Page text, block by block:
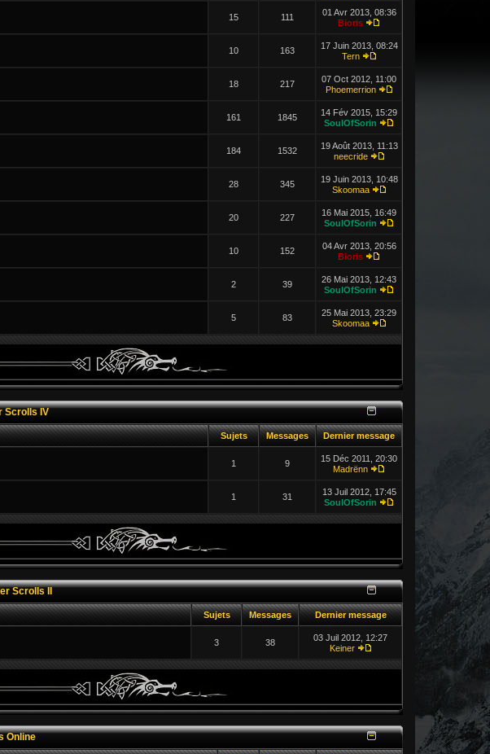
15 111
01 Avr 2013, 08:36
Bioris
10 163
17 Juin 2013, 08:24
Tern
18 217
07 Oct 2012, 11:00
Phoemerrion
161 1845
14 Fév 2015, 15:29
SoulOfSorin
184 1532
19 Août 2013, 11:13
neecride
28 345
19 Juin 2013, 10:48
Skoomaa
20 227
16 Mai 2015, 16:49
SoulOfSorin
10 152
04 Avr 2013, 20:56
Bioris
2 39
26 Mai 2013, 12:43
SoulOfSorin
5 83
25 Mai 2013, 23:29
Skoomaa
Scrolls IV
Sujets Messages Dernier message
1 9
15 Déc 2011, 20:30
Madrënn
1 31
13 Juil 2012, 17:45
SoulOfSorin
Scrolls II
Sujets Messages Dernier message
3 38
03 Juil 2012, 12:27
Keiner
Online